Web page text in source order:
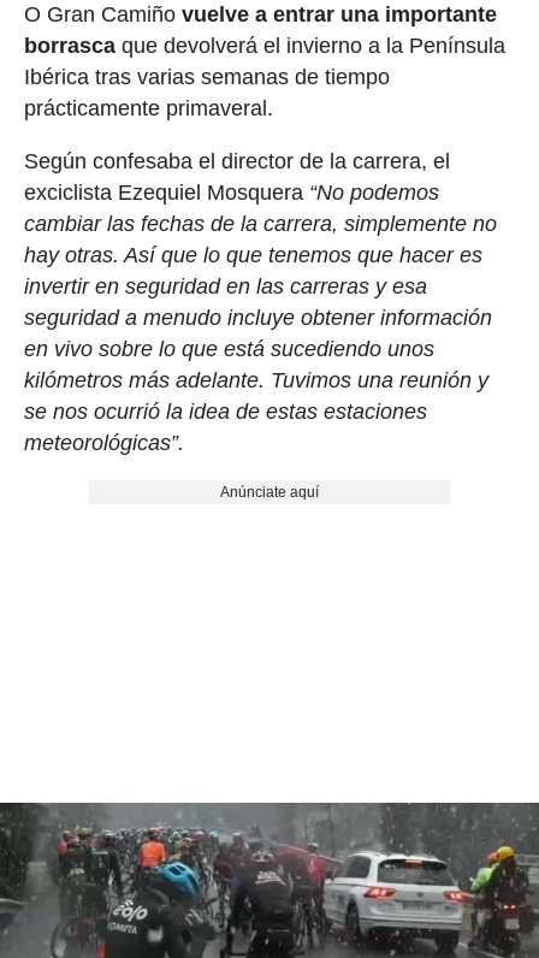
O Gran Camiño vuelve a entrar una importante
borrascaque devolverá el invierno a la Península
Ibérica tras varias semanas de tiempo
prácticamente primaveral.
Según confesaba el director de la carrera, el
exciclista Ezequiel Mosquera “No podemos
cambiar las fechas de la carrera, simplemente no
hay otras. Así que lo que tenemos que hacer es
invertir en seguridad en las carreras y esa
seguridad a menudo incluye obtener información
en vivo sobre lo que está sucediendo unos
kilómetros más adelante. Tuvimos una reunión y
se nos ocurrió la idea de estas estaciones
meteorológicas”.
Anúnciate aquí